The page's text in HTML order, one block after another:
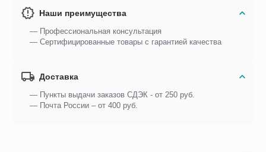
Наши преимущества
— Профессиональная консультация
— Сертифицированные товары с гарантией качества
Доставка
— Пункты выдачи заказов СДЭК - от 250 руб.
— Почта России – от 400 руб.